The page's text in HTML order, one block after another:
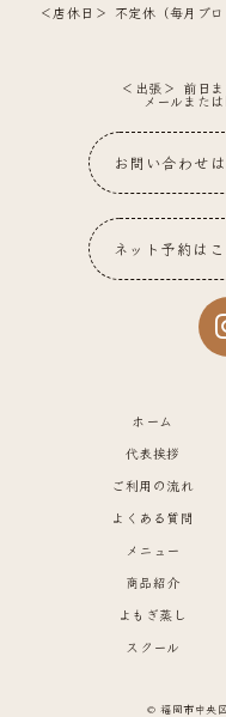
店休日
不定休（毎月ブ
出張 前日
メールまた
お問い合わせ
ネット予約は
ホーム
代表挨拶
ご利用の流れ
よくある質問
メニュー
商品紹介
よもぎ蒸し
スクール
© 福岡市中央